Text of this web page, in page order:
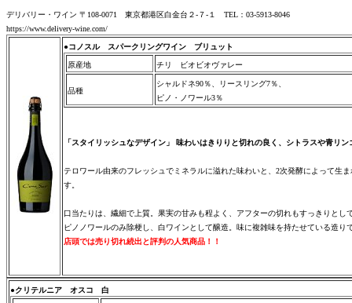
デリバリー・ワイン 〒108-0071 東京都港区白金台２-７-１ TEL：03-5913-8046
https://www.delivery-wine.com/
●コノスル スパークリングワイン ブリュット
原産地 チリ ビオビオヴァレー
品種
シャルドネ90％、リースリング7％、
ピノ・ノワール3％
「スタイリッシュなデザイン」 味わいはきりりと切れの良く、シトラスや青リン
テロワール由来のフレッシュでミネラルに溢れた味わいと、2次発酵によって生
す。
口当たりは、繊細で上質。果実の甘みも程よく、アフターの切れもすっきりとし
ピノノワールのみ除梗し、白ワインとして醸造。味に複雑味を持たせている造り
店頭では売り切れ続出と評判の人気商品！！
●クリテルニア オスコ 白